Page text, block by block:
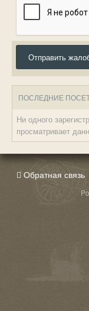
Отправить
ПОСЛЕДНИЕ
Ни одного
просматривает
Обратная связь